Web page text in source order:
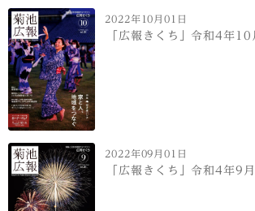
2022年10月01日
「広報きくち」令和4年10
2022年09月01日
「広報きくち」令和4年9